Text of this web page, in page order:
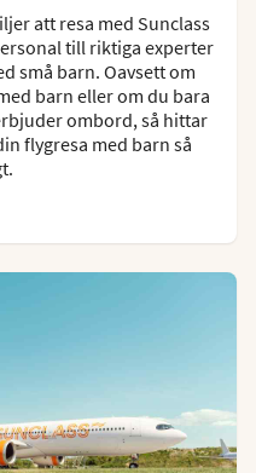
att resa med Sunclass
till riktiga experter
små barn. Oavsett om
barn eller om du bara
ombord, så hittar
flygresa med barn så